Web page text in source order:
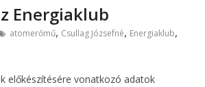
Energiaklub
atomerőmű, Csullag Józsefné, Energiaklub,
előkészítésére vonatkozó adatok